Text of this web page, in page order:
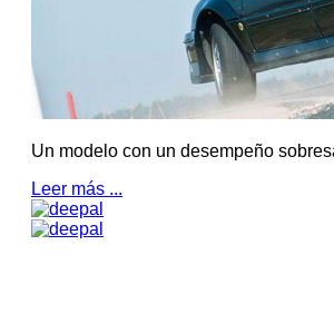
Un modelo con un desempeño
Leer más ...